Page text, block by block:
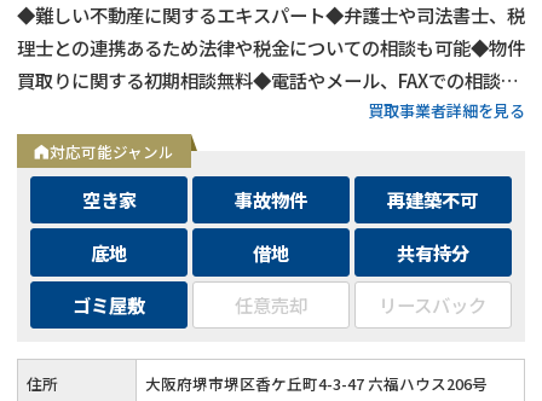
◆難しい不動産に関するエキスパート◆弁護士や司法書士、税
理士との連携あるため法律や税金についての相談も可能◆物件
買取りに関する初期相談無料◆電話やメール、FAXでの相談可
買取事業者詳細を見る
対応可能ジャンル
空き家 事故物件
再建築不可
底地
借地
共有持分
ゴミ屋敷
任意売却 リースバック
住所 大阪府堺市堺区香ケ丘町4-3-47 六福ハウス206号